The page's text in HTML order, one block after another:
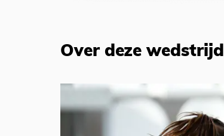
Over deze wedstrijd